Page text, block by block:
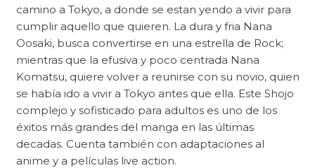
camino a Tokyo, a donde se estan yendo a vivir para
cumplir aquello que quieren. La dura y fria Nana
Oosaki, busca convertirse en una estrella de Rock;
mientras que la efusiva y poco centrada Nana
Komatsu, quiere volver a reunirse con su novio, quien
se había ido a vivir a Tokyo antes que ella. Este Shojo
complejo y sofisticado para adultos es uno de los
éxitos más grandes del manga en las últimas
decadas. Cuenta también con adaptaciones al
anime y a películas live action.